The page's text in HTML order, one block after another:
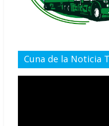
Cuna de la Noticia